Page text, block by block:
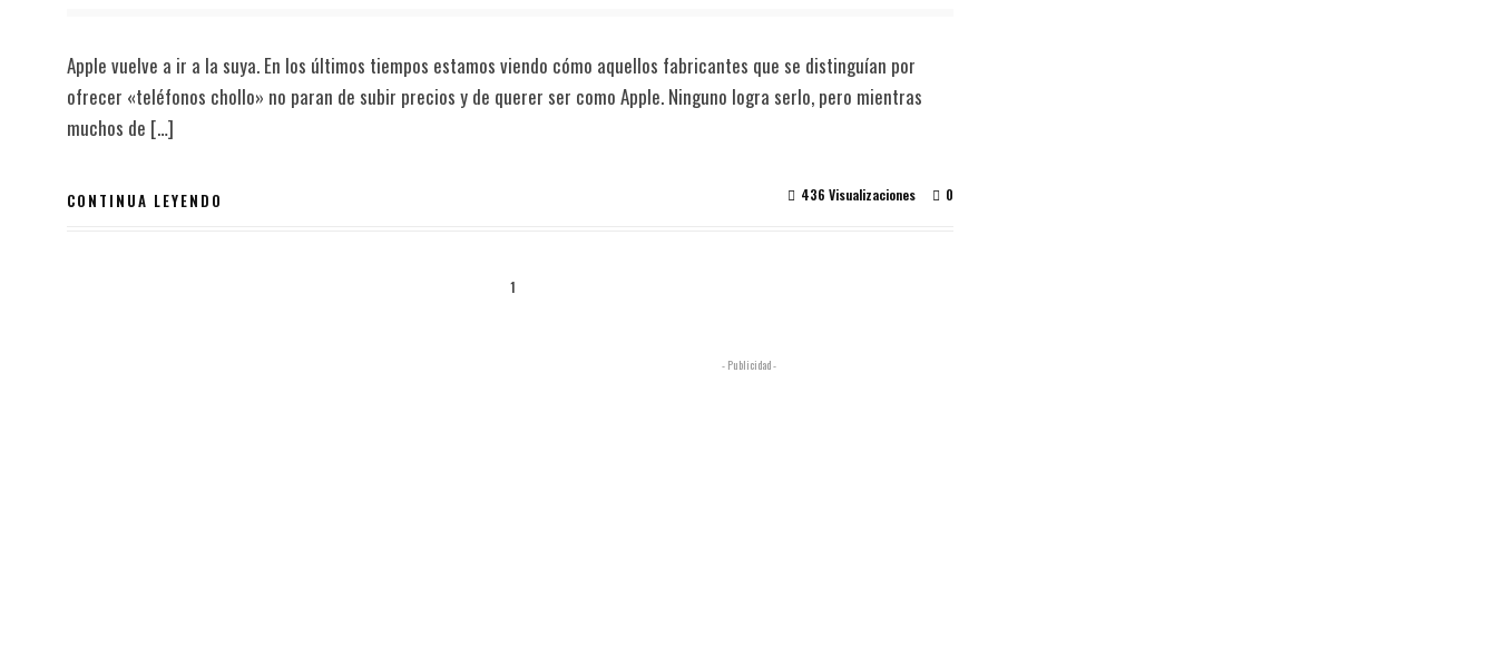
Apple vuelve a ir a la suya. En los últimos tiempos estamos viendo cómo aquellos fabricantes que se distinguían por
ofrecer «teléfonos chollo» no paran de subir precios y de querer ser como Apple. Ninguno logra serlo, pero mientras
muchos de […]
CONTINUA LEYENDO 0
436 Visualizaciones
1
- Publicidad -